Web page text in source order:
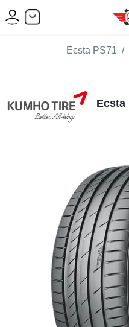
Ecsta PS71
لاستیک کومهو (KUMHO) مدل Ecsta